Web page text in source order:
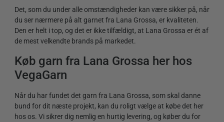
Det, som du under alle omstændigheder kan være sikker på, når
du ser nærmere på alt garnet fra Lana Grossa, er kvaliteten.
Den er helt i top, og det er ikke tilfældigt, at Lana Grossa er ét af
de mest velkendte brands på markedet.
Køb garn fra Lana Grossa her hos
VegaGarn
Når du har fundet det garn fra Lana Grossa, som skal danne
bund for dit næste projekt, kan du roligt vælge at købe det her
hos os. Vi sikrer dig nemlig en hurtig levering, og køber du for